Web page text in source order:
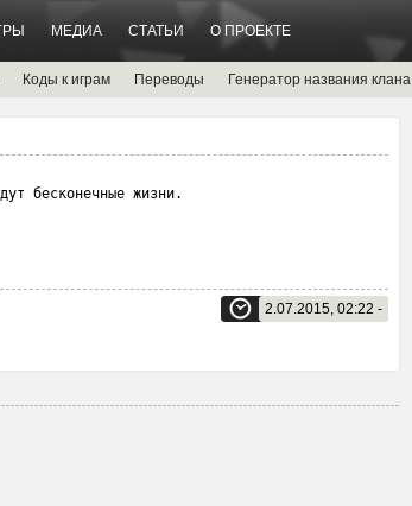
МЕДИА СТАТЬИ О ПРОЕКТЕ
Коды к играм Переводы Генератор названия клана
бесконечные жизни.
2.07.2015, 02:22 -